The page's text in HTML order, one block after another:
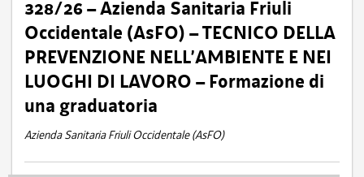
328/26 – Azienda Sanitaria Friuli
Occidentale (AsFO) – TECNICO DELLA
PREVENZIONE NELL’AMBIENTE E NEI
LUOGHI DI LAVORO – Formazione di
una graduatoria
Azienda Sanitaria Friuli Occidentale (AsFO)